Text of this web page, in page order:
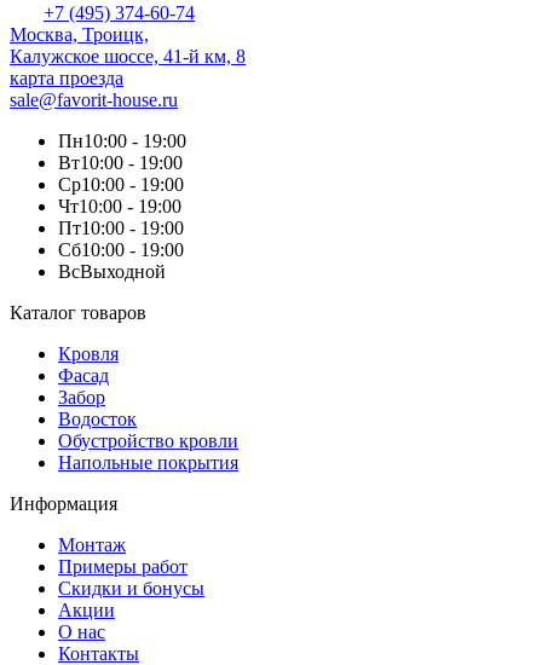
+7 (495) 374-60-74
Москва, Троицк,
Калужское шоссе, 41-й км, 8
карта проезда
sale@favorit-house.ru
Пн10:00 - 19:00
Вт10:00 - 19:00
Ср10:00 - 19:00
Чт10:00 - 19:00
Пт10:00 - 19:00
Сб10:00 - 19:00
ВсВыходной
Каталог товаров
Кровля
Фасад
Забор
Водосток
Обустройство кровли
Напольные покрытия
Информация
Монтаж
Примеры работ
Скидки и бонусы
Акции
О нас
Контакты